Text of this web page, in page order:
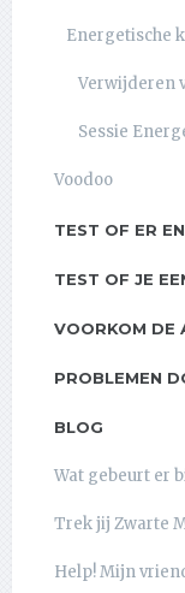
Energetische
Verwijderen
Sessie
Voodoo
TEST OF ER
TEST OF JE
VOORKOM DE
PROBLEMEN
BLOG
Wat gebeurt er
Trek jij Zwarte
Help! Mijn